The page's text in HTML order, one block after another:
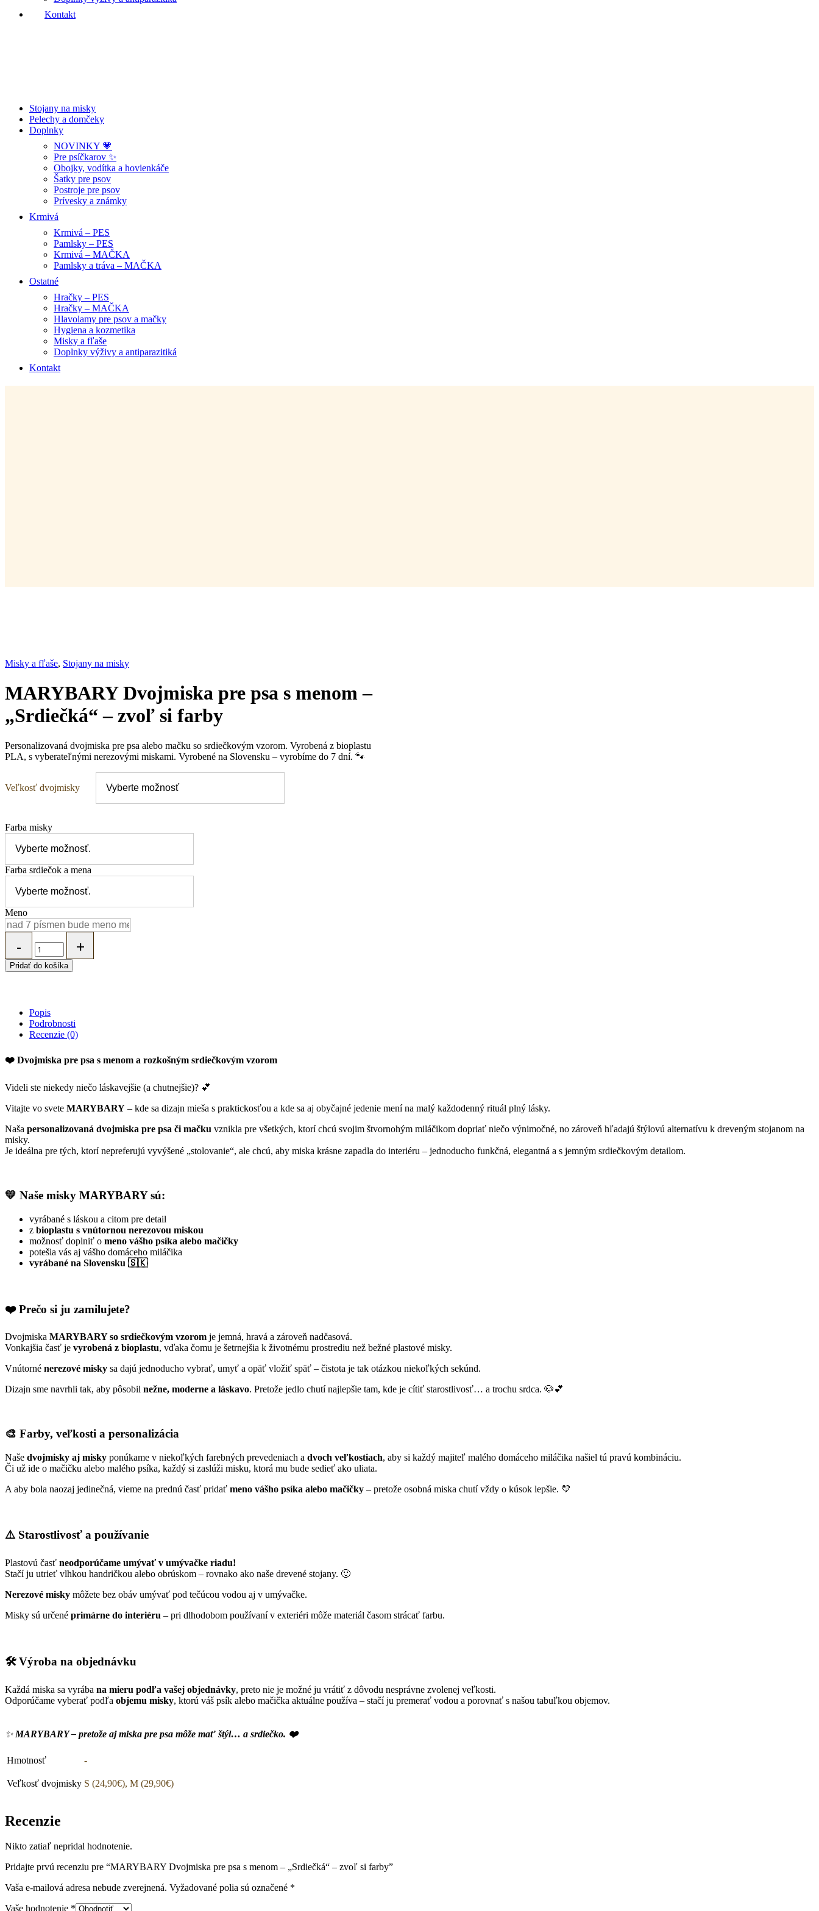
Kontakt
Stojany na misky
Pelechy a domčeky
Doplnky
NOVINKY 💗
Pre psíčkarov ✨
Obojky, vodítka a hovienkáče
Šatky pre psov
Postroje pre psov
Prívesky a známky
Krmivá
Krmivá – PES
Pamlsky – PES
Krmivá – MAČKA
Pamlsky a tráva – MAČKA
Ostatné
Hračky – PES
Hračky – MAČKA
Hlavolamy pre psov a mačky
Hygiena a kozmetika
Misky a fľaše
Doplnky výživy a antiparazitiká
Kontakt
Misky a fľaše, Stojany na misky
MARYBARY Dvojmiska pre psa s menom –
„Srdiečká“ – zvoľ si farby
Personalizovaná dvojmiska pre psa alebo mačku so srdiečkovým vzorom. Vyrobená z bioplastu
PLA, s vyberateľnými nerezovými miskami. Vyrobené na Slovensku – vyrobíme do 7 dní. 🐾
Veľkosť dvojmisky
Farba misky
Farba srdiečok a mena
Meno
Dvojmiska
pre
psa
"Srdiečká"
zvoľ
farby
quantity
Pridať do košíka
Popis
Podrobnosti
Recenzie (0)
❤️ Dvojmiska pre psa s menom a rozkošným srdiečkovým vzorom
Videli ste niekedy niečo láskavejšie (a chutnejšie)? 💕
Vitajte vo svete MARYBARY – kde sa dizajn mieša s praktickosťou a kde sa aj obyčajné jedenie mení na malý každodenný rituál plný lásky.
Naša personalizovaná dvojmiska pre psa či mačku vznikla pre všetkých, ktorí chcú svojim štvornohým miláčikom dopriať niečo výnimočné, no zároveň hľadajú štýlovú alternatívu k dreveným stojanom na
misky.
Je ideálna pre tých, ktorí nepreferujú vyvýšené „stolovanie“, ale chcú, aby miska krásne zapadla do interiéru – jednoducho funkčná, elegantná a s jemným srdiečkovým detailom.
💛 Naše misky MARYBARY sú:
vyrábané s láskou a citom pre detail
z bioplastu s vnútornou nerezovou miskou
možnosť doplniť o meno vášho psíka alebo mačičky
potešia vás aj vášho domáceho miláčika
vyrábané na Slovensku 🇸🇰
❤️ Prečo si ju zamilujete?
Dvojmiska MARYBARY so srdiečkovým vzorom je jemná, hravá a zároveň nadčasová.
Vonkajšia časť je vyrobená z bioplastu, vďaka čomu je šetrnejšia k životnému prostrediu než bežné plastové misky.
Vnútorné nerezové misky sa dajú jednoducho vybrať, umyť a opäť vložiť späť – čistota je tak otázkou niekoľkých sekúnd.
Dizajn sme navrhli tak, aby pôsobil nežne, moderne a láskavo. Pretože jedlo chutí najlepšie tam, kde je cítiť starostlivosť… a trochu srdca. 🐶💕
🎨 Farby, veľkosti a personalizácia
Naše dvojmisky aj misky ponúkame v niekoľkých farebných prevedeniach a dvoch veľkostiach, aby si každý majiteľ malého domáceho miláčika našiel tú pravú kombináciu.
Či už ide o mačičku alebo malého psíka, každý si zaslúži misku, ktorá mu bude sedieť ako uliata.
A aby bola naozaj jedinečná, vieme na prednú časť pridať meno vášho psíka alebo mačičky – pretože osobná miska chutí vždy o kúsok lepšie. 💛
⚠️ Starostlivosť a používanie
Plastovú časť neodporúčame umývať v umývačke riadu!
Stačí ju utrieť vlhkou handričkou alebo obrúskom – rovnako ako naše drevené stojany. 🙂
Nerezové misky môžete bez obáv umývať pod tečúcou vodou aj v umývačke.
Misky sú určené primárne do interiéru – pri dlhodobom používaní v exteriéri môže materiál časom strácať farbu.
🛠️ Výroba na objednávku
Každá miska sa vyrába na mieru podľa vašej objednávky, preto nie je možné ju vrátiť z dôvodu nesprávne zvolenej veľkosti.
Odporúčame vyberať podľa objemu misky, ktorú váš psík alebo mačička aktuálne používa – stačí ju premerať vodou a porovnať s našou tabuľkou objemov.
✨ MARYBARY – pretože aj miska pre psa môže mať štýl… a srdiečko. ❤️
Hmotnosť -
Veľkosť dvojmisky S (24,90€), M (29,90€)
Recenzie
Nikto zatiaľ nepridal hodnotenie.
Pridajte prvú recenziu pre “MARYBARY Dvojmiska pre psa s menom – „Srdiečká“ – zvoľ si farby”
Vaša e-mailová adresa nebude zverejnená. Vyžadované polia sú označené *
Vaše hodnotenie *